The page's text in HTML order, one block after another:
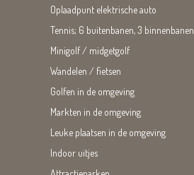
Oplaadpunt elektrische auto
Tennis; 6 buitenbanen, 3 binnenbanen
Minigolf / midgetgolf
Wandelen / fietsen
Golfen in de omgeving
Markten in de omgeving
Leuke plaatsen in de omgeving
Indoor uitjes